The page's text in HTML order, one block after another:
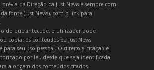
da Direção da Just News e sempre com
fonte (Just News), com o link para
do que antecede, o utilizador pode
copiar os conteúdos da Just News
para seu uso pessoal. O direito à citação é
por lei, desde que seja identificada
a origem dos conteúdos citados.